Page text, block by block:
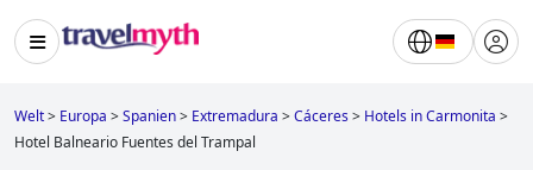
Welt> Europa >Spanien> Extremadura >Cáceres> Hotels in Carmonita >
Hotel Balneario Fuentes del Trampal